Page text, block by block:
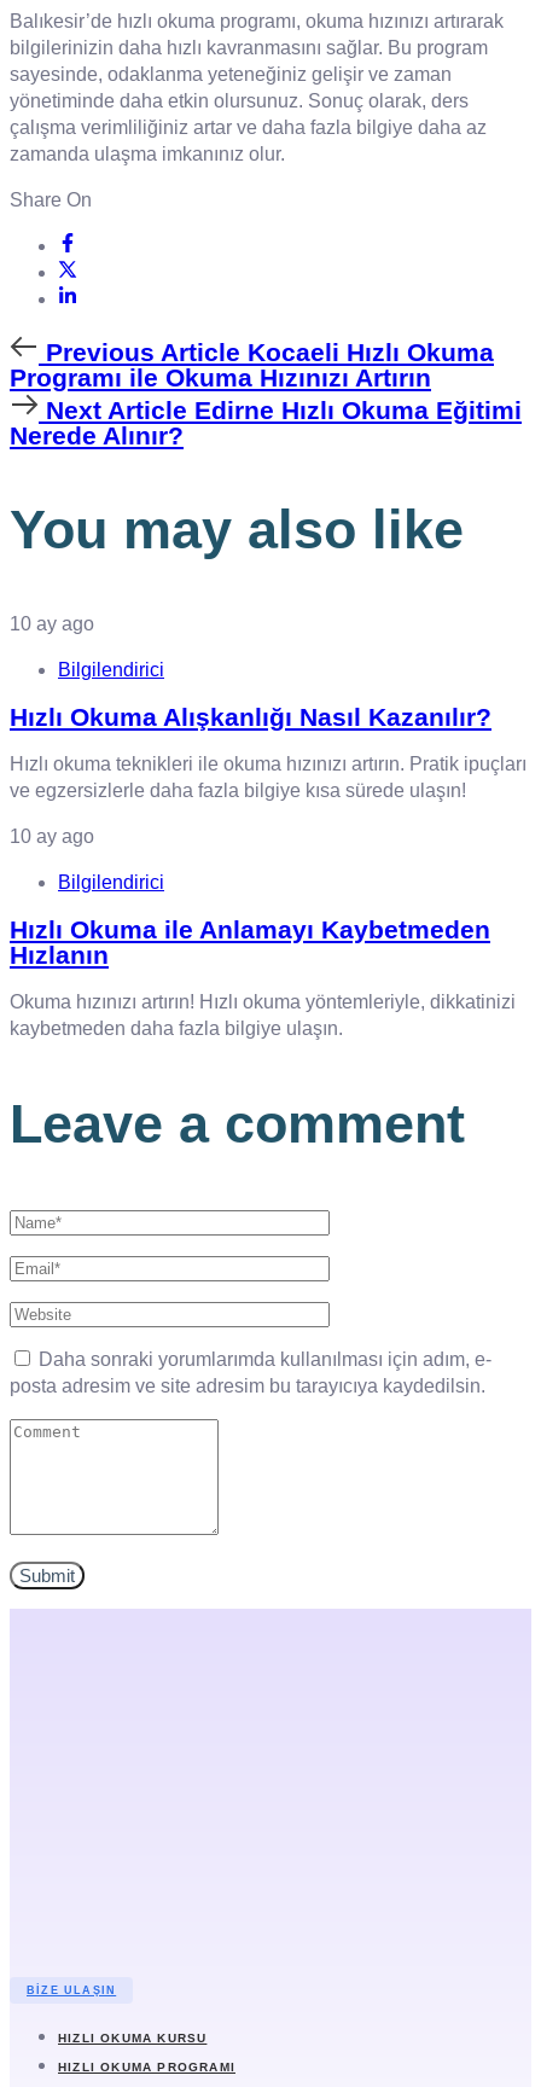
Balıkesir’de hızlı okuma programı, okuma hızınızı artırarak
bilgilerinizin daha hızlı kavranmasını sağlar. Bu program
sayesinde, odaklanma yeteneğiniz gelişir ve zaman
yönetiminde daha etkin olursunuz. Sonuç olarak, ders
çalışma verimliliğiniz artar ve daha fazla bilgiye daha az
zamanda ulaşma imkanınız olur.
Share On
Previous
Article
Previous Article Kocaeli Hızlı Okuma
Programı ile Okuma Hızınızı Artırın
Next
Article
Next Article Edirne Hızlı Okuma Eğitimi
Nerede Alınır?
You may also like
10 ay ago
Bilgilendirici
Hızlı Okuma Alışkanlığı Nasıl Kazanılır?
Hızlı okuma teknikleri ile okuma hızınızı artırın. Pratik ipuçları
ve egzersizlerle daha fazla bilgiye kısa sürede ulaşın!
10 ay ago
Bilgilendirici
Hızlı Okuma ile Anlamayı Kaybetmeden
Hızlanın
Okuma hızınızı artırın! Hızlı okuma yöntemleriyle, dikkatinizi
kaybetmeden daha fazla bilgiye ulaşın.
Leave a comment
Daha sonraki yorumlarımda kullanılması için adım, e-
posta adresim ve site adresim bu tarayıcıya kaydedilsin.
BIZE ULAŞIN
HIZLI OKUMA KURSU
HIZLI OKUMA PROGRAMI